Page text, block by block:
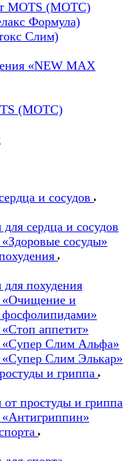
MOTS (МОТС)
Формула)
Слим)
«NEW MAX
(МОТС)
и сосудов
сердца и сосудов
сосуды»
похудения
«Очищение и
фосфолипидами»
аппетит»
«Супер Слим Альфа»
Слим Элькар»
и гриппа
простуды и гриппа